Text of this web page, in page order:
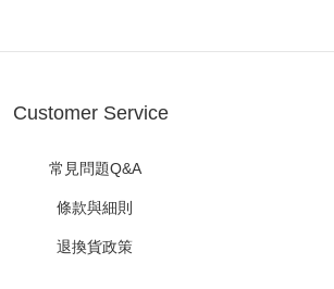
Customer Service
常見問題Q&A
條款與細則
退換貨政策